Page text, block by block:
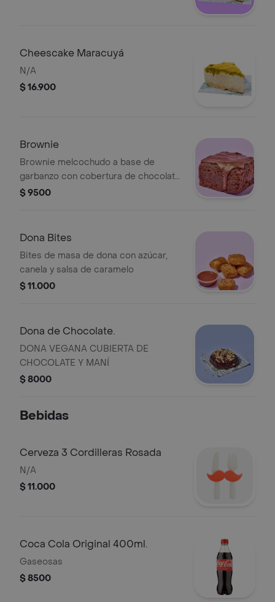
Cheescake Maracuyá
N/A
$ 16.900
Brownie
Brownie melcochudo a base de
garbanzo con cobertura de chocolate
semi amargo
$ 9500
Dona Bites
Bites de masa de dona con azúcar,
canela y salsa de caramelo
$ 11.000
Dona de Chocolate.
DONA VEGANA CUBIERTA DE
CHOCOLATE Y MANÍ
$ 8000
Bebidas
Cerveza 3 Cordilleras Rosada
N/A
$ 11.000
Coca Cola Original 400ml.
Gaseosas
$ 8500